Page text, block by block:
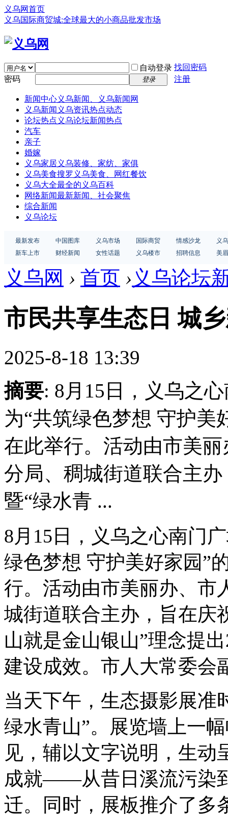
义乌网首页
义乌国际商贸城:全球最大的小商品批发市场
自动登录 找回密码
密码
登录 注册
新闻中心义乌新闻、义乌新闻网
义乌新闻 义乌资讯热点动态
论坛热点 义乌论坛新闻热点
汽车
亲子
婚嫁
义乌家居义乌装修、家纺、家俱
义乌美食搜罗义乌美食、网红餐饮
义乌大全最全的义乌百科
网络新闻最新新闻、社会聚焦
综合新闻
义乌论坛
最新发布 中国图库 义乌市场 国际商贸 情感沙龙
义
新车上市
财经新闻 女性话题 义乌楼市 招聘信息 美
义乌网 › 首页 › 义乌论坛
市民共享生态日 城
2025-8-18 13:39
摘要: 8月15日，义乌之
为“共筑绿色梦想 守护美
在此举行。活动由市美
分局、稠城街道联合主
暨“绿水青 ...
8月15日，义乌之心南门
绿色梦想 守护美好家园”
行。活动由市美丽办、市
城街道联合主办，旨在庆
山就是金山银山”理念提
建设成效。市人大常委会
当天下午，生态摄影展准
绿水青山”。展览墙上一
见，辅以文字说明，生动
成就——从昔日溪流污染
迁。同时，展板推介了多